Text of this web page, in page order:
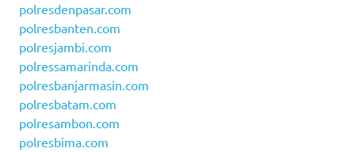
polresdenpasar.com
polresbanten.com
polresjambi.com
polressamarinda.com
polresbanjarmasin.com
polresbatam.com
polresambon.com
polresbima.com